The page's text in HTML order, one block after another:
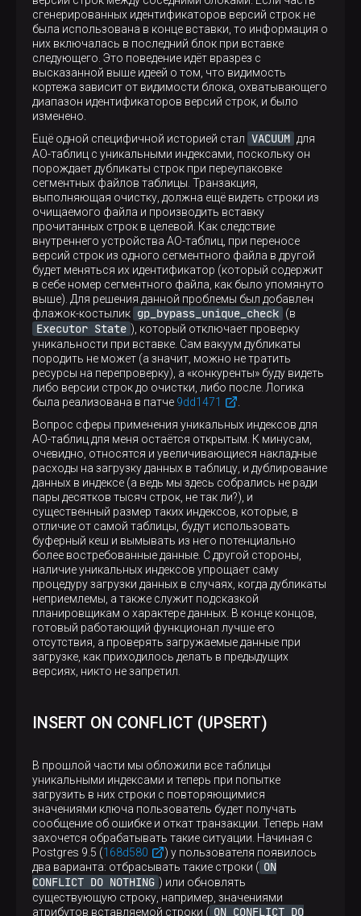
сгенерированных идентификаторов версий строк не
была использована в конце вставки, то информация о
них включалась в последний блок при вставке
следующего. Это поведение идёт вразрез с
высказанной выше идеей о том, что видимость
кортежа зависит от видимости блока, охватывающего
диапазон идентификаторов версий строк, и было
изменено.
Ещё одной специфичной историей стал VACUUM для
AO-таблиц с уникальными индексами, поскольку он
порождает дубликаты строк при переупаковке
сегментных файлов таблицы. Транзакция,
выполняющая очистку, должна ещё видеть строки из
очищаемого файла и производить вставку
прочитанных строк в целевой. Как следствие
внутреннего устройства AO-таблиц, при переносе
версий строк из одного сегментного файла в другой
будет меняться их идентификатор (который содержит
в себе номер сегментного файла, как было упомянуто
выше). Для решения данной проблемы был добавлен
флажок-костылик gp_bypass_unique_check (в
Executor State ), который отключает проверку
уникальности при вставке. Сам вакуум дубликаты
породить не может (а значит, можно не тратить
ресурсы на перепроверку), а «конкуренты» буду видеть
либо версии строк до очистки, либо после. Логика
была реализована в патче 9dd1471
Вопрос сферы применения уникальных индексов для
AO-таблиц для меня остаётся открытым. К минусам,
очевидно, относятся и увеличивающиеся накладные
расходы на загрузку данных в таблицу, и дублирование
данных в индексе (а ведь мы здесь собрались не ради
пары десятков тысяч строк, не так ли?), и
существенный размер таких индексов, которые, в
отличие от самой таблицы, будут использовать
буферный кеш и вымывать из него потенциально
более востребованные данные. С другой стороны,
наличие уникальных индексов упрощает саму
процедуру загрузки данных в случаях, когда дубликаты
неприемлемы, а также служит подсказкой
планировщикам о характере данных. В конце концов,
готовый работающий функционал лучше его
отсутствия, а проверять загружаемые данные при
загрузке, как приходилось делать в предыдущих
версиях, никто не запретил.
INSERT ON CONFLICT (UPSERT)
В прошлой части мы обложили все таблицы
уникальными индексами и теперь при попытке
загрузить в них строки с повторяющимися
значениями ключа пользователь будет получать
сообщение об ошибке и откат транзакции. Теперь нам
захочется обрабатывать такие ситуации. Начиная с
Postgres 9.5 (168d580
) у пользователя появилось
два варианта: отбрасывать такие строки ( ON
CONFLICT DO NOTHING ) или обновлять
существующую строку, например, значениями
атрибутов вставляемой строки ( ON CONFLICT DO